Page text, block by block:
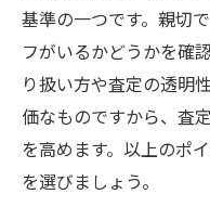
基準の一つです。親切
フがいるかどうかを確
り扱い方や査定の透明
価なものですから、査
を高めます。以上のポ
を選びましょう。